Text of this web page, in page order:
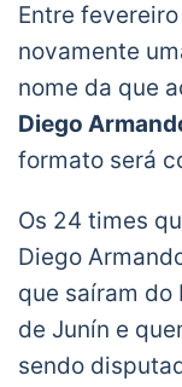
Entre
novamente
nome da que
Diego
formato será
Os 24 times
Diego
que saíram do
de Junín e
sendo